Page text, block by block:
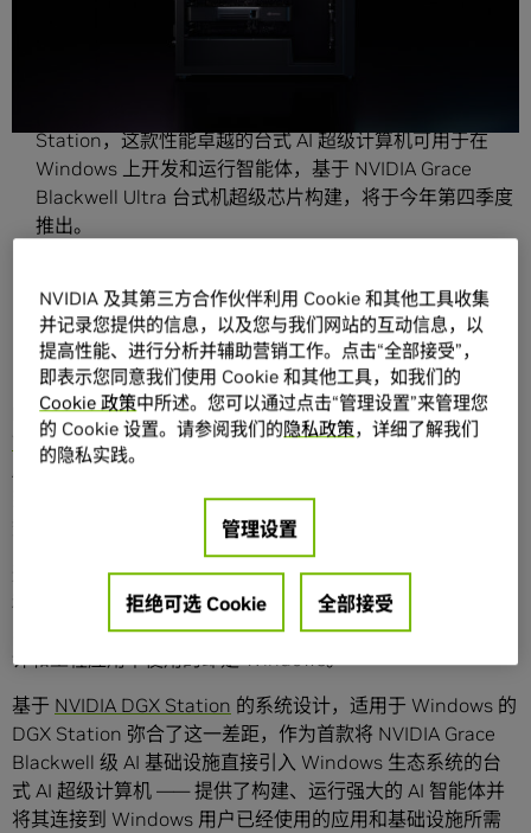
Station，这款性能卓越的台式 AI 超级计算机可用于在
Windows 上开发和运行智能体，基于 NVIDIA Grace
Blackwell Ultra 台式机超级芯片构建，将于今年第四季度
推出。
其业务运行的工作流和应用中构建和部署 AI。
DGX Station 将支持 Windows 上的 NVIDIA OpenShell，
其构建于全新的 Windows 安全性与隔离原语之上。
NVIDIA GTC 台北 —— NVIDIA 今日宣布推出适用于
Windows 的 NVIDIA DGX Station™，这是性能卓越的台式
AI 超级计算机，旨在构建、运行和连接始终在线的 AI 智能体
到 Windows 应用和工作流，能够在本地运行高达 1 万亿参
过去，重型企业级 AI 工作负载 —— 训练、微调、大规模推理
和多智能体开发 —— 需要在数据中心中运行 Linux 的强大 AI
系统，而绝大多数财富 500 强企业在日常生产力、创意、设
计和工程应用中使用的却是 Windows。
基于 NVIDIA DGX Station 的系统设计，适用于 Windows 的
DGX Station 弥合了这一差距，作为首款将 NVIDIA Grace
Blackwell 级 AI 基础设施直接引入 Windows 生态系统的台
式 AI 超级计算机 —— 提供了构建、运行强大的 AI 智能体并
将其连接到 Windows 用户已经使用的应用和基础设施所需
NVIDIA 及其第三方合作伙伴利用 Cookie 和其他工具收集
并记录您提供的信息，以及您与我们网站的互动信息，以
提高性能、进行分析并辅助营销工作。点击“全部接受”，
即表示您同意我们使用 Cookie 和其他工具，如我们的
Cookie 政策中所述。您可以通过点击“管理设置”来管理您
的 Cookie 设置。请参阅我们的隐私政策，详细了解我们
的隐私实践。
管理设置
拒绝可选 Cookie 全部接受